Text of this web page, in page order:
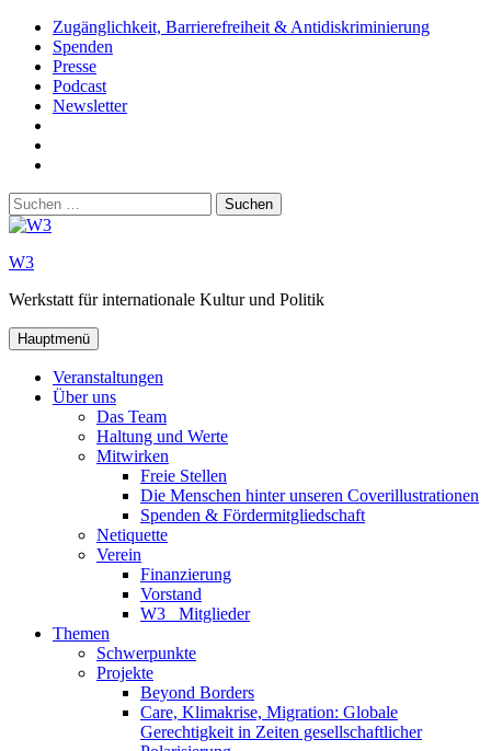
Zum
Inhalt
springen
Zugänglichkeit, Barrierefreiheit & Antidiskriminierung
Spenden
Presse
Podcast
Newsletter
Youtube
Suchen
nach:
W3
Werkstatt für internationale Kultur und Politik
Hauptmenü
Veranstaltungen
Über uns
Das Team
Haltung und Werte
Mitwirken
Freie Stellen
Die Menschen hinter unseren Coverillustrationen
Spenden & Fördermitgliedschaft
Netiquette
Verein
Finanzierung
Vorstand
W3_ Mitglieder
Themen
Schwerpunkte
Projekte
Beyond Borders
Care, Klimakrise, Migration: Globale
Gerechtigkeit in Zeiten gesellschaftlicher